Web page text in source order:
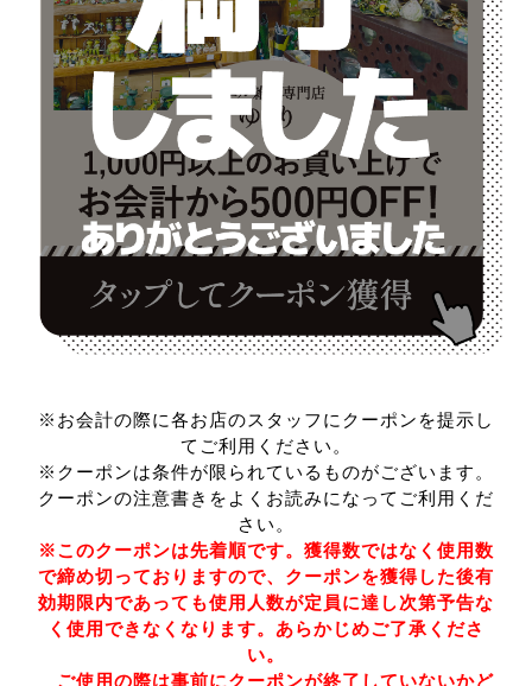
※お会計の際に各お店のスタッフにクーポンを提示し
てご利用ください。
※クーポンは条件が限られているものがございます。
クーポンの注意書きをよくお読みになってご利用くだ
さい。
※このクーポンは先着順です。獲得数ではなく使用数
で締め切っておりますので、クーポンを獲得した後有
効期限内であっても使用人数が定員に達し次第予告な
く使用できなくなります。あらかじめご了承くださ
い。
ご使用の際は事前にクーポンが終了していないかど